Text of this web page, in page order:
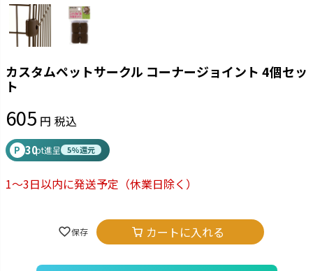
カスタムペットサークル コーナージョイント 4個セッ
ト
605 税込
P 30pt進呈 5%還元
1～3日以内に発送予定 （休業日除く）
カートに入れる